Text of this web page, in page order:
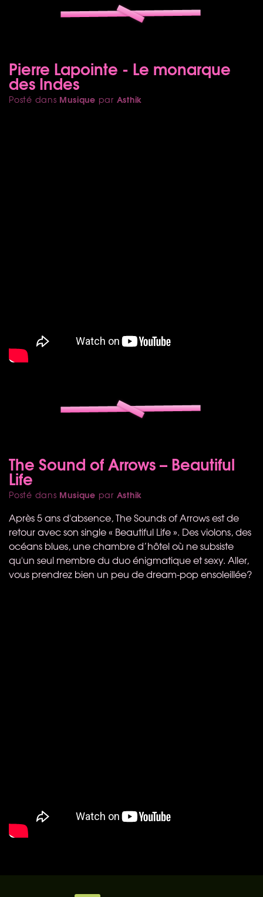
Pierre Lapointe - Le monarque
des Indes
Posté dans Musique par Asthik
The Sound of Arrows – Beautiful
Life
Posté dans Musique par Asthik
Après 5 ans d'absence, The Sounds of Arrows est de
retour avec son single « Beautiful Life ». Des violons, des
océans blues, une chambre d’hôtel où ne subsiste
qu'un seul membre du duo énigmatique et sexy. Aller,
vous prendrez bien un peu de dream-pop ensoleillée?